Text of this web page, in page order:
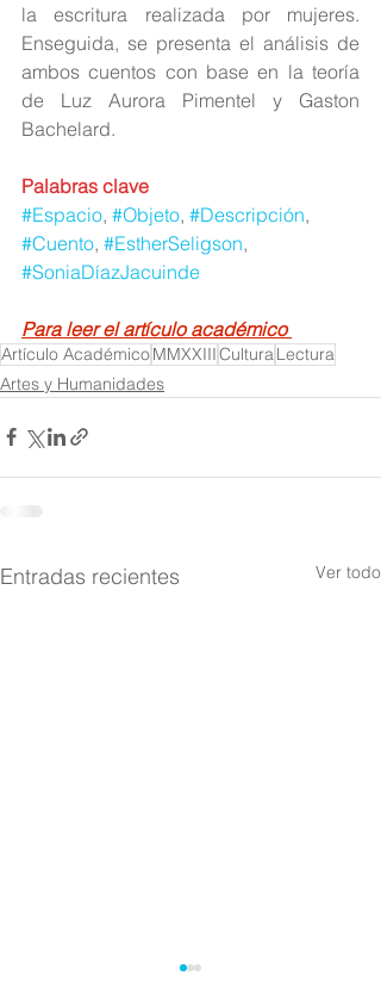
la escritura realizada por mujeres.
Enseguida, se presenta el análisis de
ambos cuentos con base en la teoría
de Luz Aurora Pimentel y Gaston
Bachelard.
Palabras clave
#Espacio, #Objeto, #Descripción,
#Cuento, #EstherSeligson,
#SoniaDíazJacuinde
Para leer el artículo académico
Artículo AcadémicoMMXXIIICultura Lectura
Artes y Humanidades
Entradas recientes Ver todo